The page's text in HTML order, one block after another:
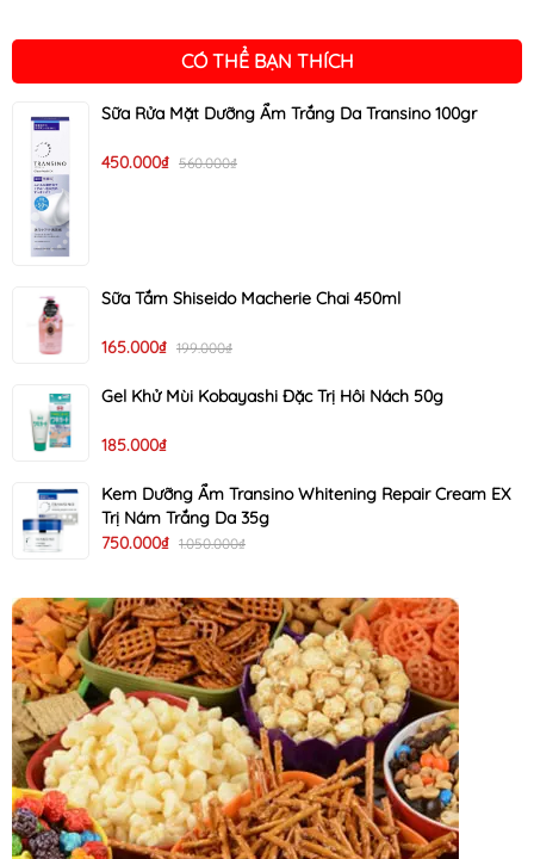
CÓ THỂ BẠN THÍCH
Sữa Rửa Mặt Dưỡng Ẩm Trắng Da Transino 100gr
450.000₫ 560.000₫
Sữa Tắm Shiseido Macherie Chai 450ml
165.000₫ 199.000₫
Gel Khử Mùi Kobayashi Đặc Trị Hôi Nách 50g
185.000₫
Kem Dưỡng Ẩm Transino Whitening Repair Cream EX
Trị Nám Trắng Da 35g
750.000₫ 1.050.000₫